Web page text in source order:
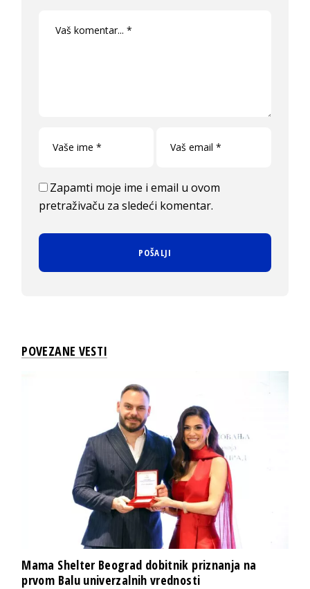
Zapamti moje ime i email u ovom
pretraživaču za sledeći komentar.
POVEZANE VESTI
Mama Shelter Beograd dobitnik priznanja na
prvom Balu univerzalnih vrednosti